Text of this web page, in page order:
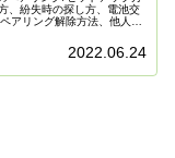
、紛失時の探し方、電池交
アリング解除方法、他人へ
2022.06.24